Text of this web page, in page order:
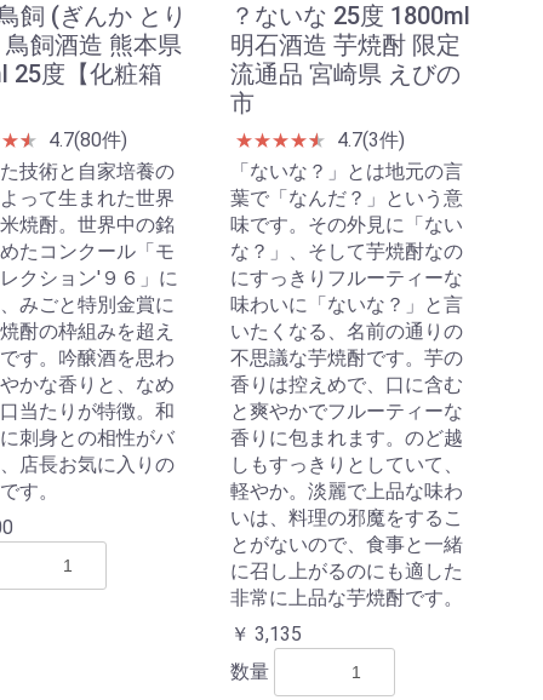
飼 (ぎんか とり
飼酒造 熊本県
25度【化粧箱
★★
★
4.7(80件)
技術と自家培養の
って生まれた世界
焼酎。世界中の銘
たコンクール「モ
クション'９６」に
みごと特別金賞に
酎の枠組みを超え
す。吟醸酒を思わ
かな香りと、なめ
当たりが特徴。和
刺身との相性がバ
店長お気に入りの
す。
？ないな 25度 1800ml
明石酒造 芋焼酎 限定
流通品 宮崎県 えびの
市
★★★★★
★
4.7(3件)
「ないな？」とは地元の言
葉で「なんだ？」という意
味です。その外見に「ない
な？」、そして芋焼酎なの
にすっきりフルーティーな
味わいに「ないな？」と言
いたくなる、名前の通りの
不思議な芋焼酎です。芋の
香りは控えめで、口に含む
と爽やかでフルーティーな
香りに包まれます。のど越
しもすっきりとしていて、
軽やか。淡麗で上品な味わ
いは、料理の邪魔をするこ
とがないので、食事と一緒
に召し上がるのにも適した
非常に上品な芋焼酎です。
￥ 3,135
数量